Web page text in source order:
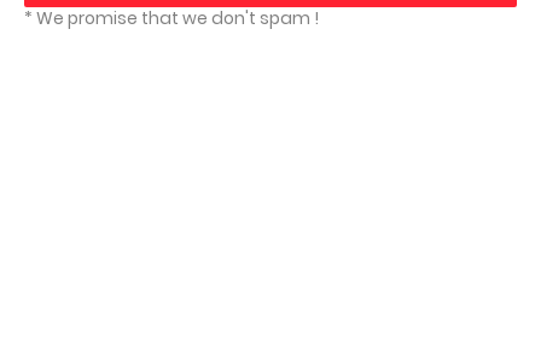
* We promise that we don't spam !